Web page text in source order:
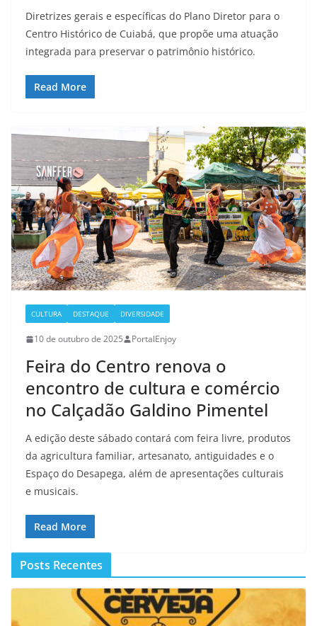
Diretrizes gerais e específicas do Plano Diretor para o
Centro Histórico de Cuiabá, que propõe uma atuação
integrada para preservar o patrimônio histórico.
Read More
CULTURA DESTAQUE DIVERSIDADE
10 de outubro de 2025 PortalEnjoy
Feira do Centro renova o
encontro de cultura e comércio
no Calçadão Galdino Pimentel
A edição deste sábado contará com feira livre, produtos
da agricultura familiar, artesanato, antiguidades e o
Espaço do Desapega, além de apresentações culturais
e musicais.
Read More
Posts Recentes